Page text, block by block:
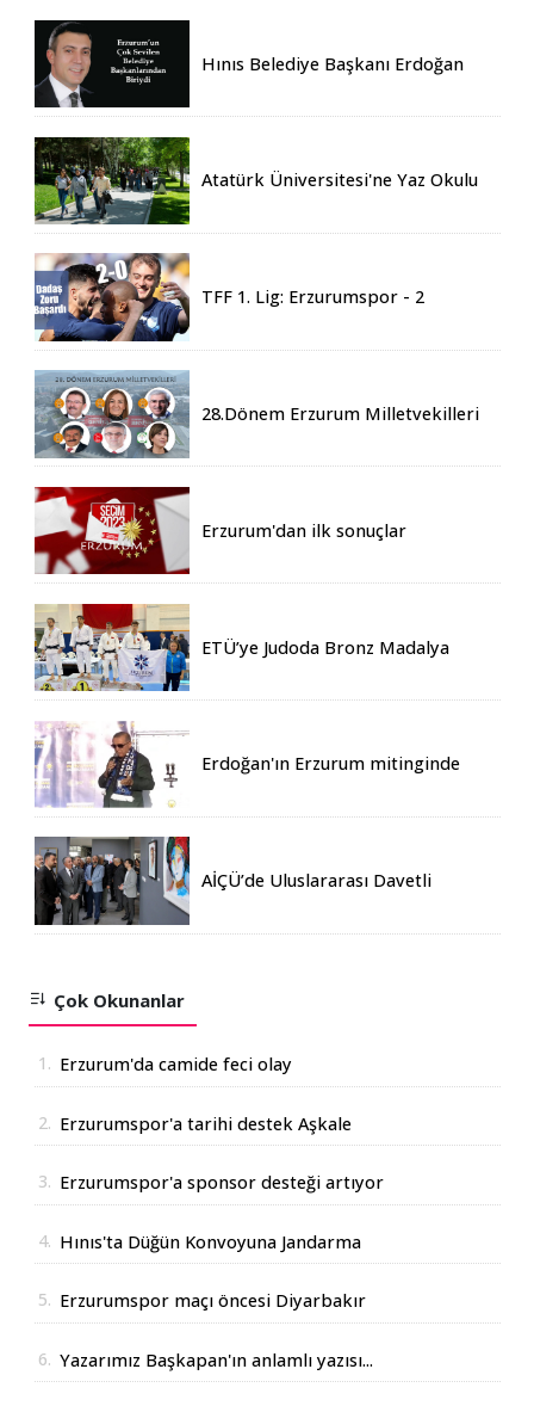
Hınıs Belediye Başkanı Erdoğan
Atatürk Üniversitesi'ne Yaz Okulu
TFF 1. Lig: Erzurumspor - 2
28.Dönem Erzurum Milletvekilleri
Erzurum'dan ilk sonuçlar
ETÜ’ye Judoda Bronz Madalya
Erdoğan'ın Erzurum mitinginde
AİÇÜ’de Uluslararası Davetli
Çok Okunanlar
1. Erzurum'da camide feci olay
2. Erzurumspor'a tarihi destek Aşkale
3. Erzurumspor'a sponsor desteği artıyor
4. Hınıs'ta Düğün Konvoyuna Jandarma
5. Erzurumspor maçı öncesi Diyarbakır
6. Yazarımız Başkapan'ın anlamlı yazısı...